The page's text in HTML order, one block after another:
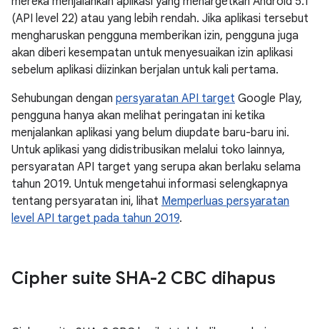
(API level 22) atau yang lebih rendah. Jika aplikasi tersebut
mengharuskan pengguna memberikan izin, pengguna juga
akan diberi kesempatan untuk menyesuaikan izin aplikasi
sebelum aplikasi diizinkan berjalan untuk kali pertama.
Sehubungan dengan persyaratan API target Google Play,
pengguna hanya akan melihat peringatan ini ketika
menjalankan aplikasi yang belum diupdate baru-baru ini.
Untuk aplikasi yang didistribusikan melalui toko lainnya,
persyaratan API target yang serupa akan berlaku selama
tahun 2019. Untuk mengetahui informasi selengkapnya
tentang persyaratan ini, lihat Memperluas persyaratan
level API target pada tahun 2019.
Cipher suite SHA-2 CBC dihapus